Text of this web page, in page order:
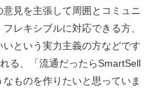
見を主張して周囲とコミュニ
レキシブルに対応できる方、
という実力主義の方などです
る、「流通だったらSmartSell
ものを作りたいと思っていま